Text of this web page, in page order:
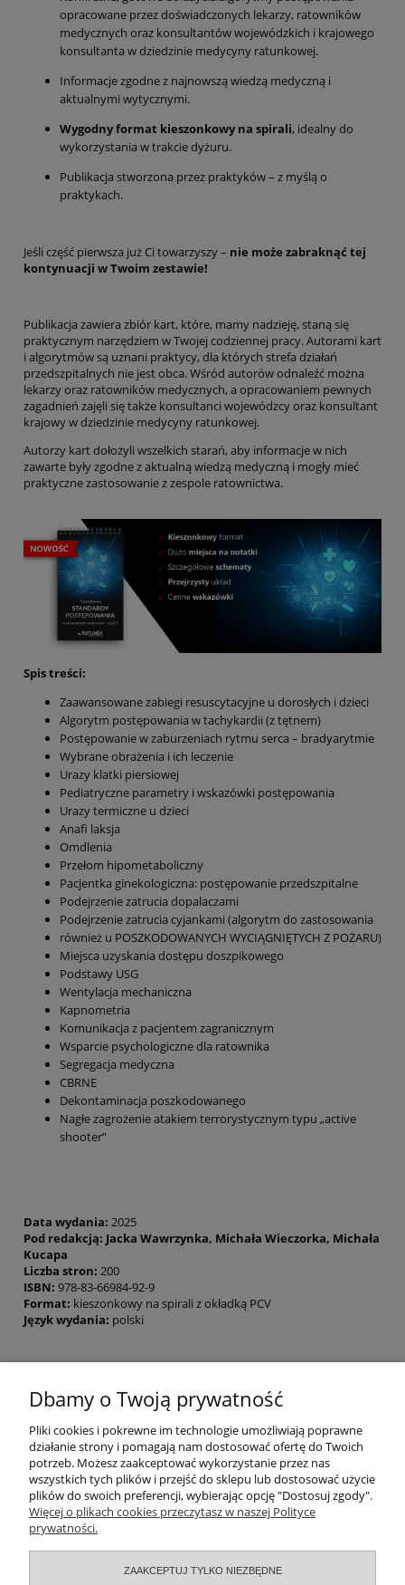
opracowane przez doświadczonych lekarzy, ratowników
medycznych oraz konsultantów wojewódzkich i krajowego
konsultanta w dziedzinie medycyny ratunkowej.
Informacje zgodne z najnowszą wiedzą medyczną i
aktualnymi wytycznymi.
Wygodny format kieszonkowy na spirali, idealny do
wykorzystania w trakcie dyżuru.
Publikacja stworzona przez praktyków – z myślą o
praktykach.
Jeśli część pierwsza już Ci towarzyszy – nie może zabraknąć tej
kontynuacji w Twoim zestawie!
Publikacja zawiera zbiór kart, które, mamy nadzieję, staną się
praktycznym narzędziem w Twojej codziennej pracy. Autorami kart
i algorytmów są uznani praktycy, dla których strefa działań
przedszpitalnych nie jest obca. Wśród autorów odnaleźć można
lekarzy oraz ratowników medycznych, a opracowaniem pewnych
zagadnień zajęli się także konsultanci wojewódzcy oraz konsultant
krajowy w dziedzinie medycyny ratunkowej.
Autorzy kart dołożyli wszelkich starań, aby informacje w nich
zawarte były zgodne z aktualną wiedzą medyczną i mogły mieć
praktyczne zastosowanie z zespole ratownictwa.
Spis treści:
Zaawansowane zabiegi resuscytacyjne u dorosłych i dzieci
Algorytm postępowania w tachykardii (z tętnem)
Postępowanie w zaburzeniach rytmu serca – bradyarytmie
Wybrane obrażenia i ich leczenie
Urazy klatki piersiowej
Pediatryczne parametry i wskazówki postępowania
Urazy termiczne u dzieci
Anafi laksja
Omdlenia
Przełom hipometaboliczny
Pacjentka ginekologiczna: postępowanie przedszpitalne
Podejrzenie zatrucia dopalaczami
Podejrzenie zatrucia cyjankami (algorytm do zastosowania
również u POSZKODOWANYCH WYCIĄGNIĘTYCH Z POŻARU)
Miejsca uzyskania dostępu doszpikowego
Podstawy USG
Wentylacja mechaniczna
Kapnometria
Komunikacja z pacjentem zagranicznym
Wsparcie psychologiczne dla ratownika
Segregacja medyczna
CBRNE
Dekontaminacja poszkodowanego
Nagłe zagrożenie atakiem terrorystycznym typu „active
shooter”
Data wydania: 2025
Pod redakcją: Jacka Wawrzynka, Michała Wieczorka, Michała
Kucapa
Liczba stron: 200
ISBN: 978-83-66984-92-9
Format: kieszonkowy na spirali z okładką PCV
Język wydania: polski
Pediatryczne parametry i wskazówki postępowania
Moje konto
Zamówienia
Informacje
Dbamy o Twoją prywatność
Pliki cookies i pokrewne im technologie umożliwiają poprawne
działanie strony i pomagają nam dostosować ofertę do Twoich
potrzeb. Możesz zaakceptować wykorzystanie przez nas
wszystkich tych plików i przejść do sklepu lub dostosować użycie
plików do swoich preferencji, wybierając opcję "Dostosuj zgody".
Więcej o plikach cookies przeczytasz w naszej Polityce
prywatności.
ZAAKCEPTUJ TYLKO NIEZBĘDNE